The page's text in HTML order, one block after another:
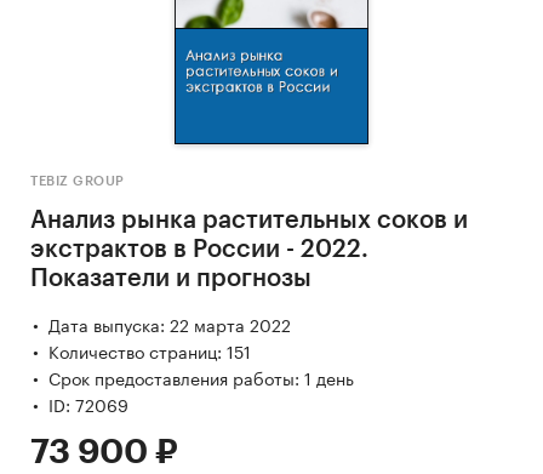
TEBIZ GROUP
Анализ рынка растительных соков и
экстрактов в России - 2022.
Показатели и прогнозы
Дата выпуска: 22 марта 2022
Количество страниц: 151
Срок предоставления работы: 1 день
ID: 72069
73 900 ₽